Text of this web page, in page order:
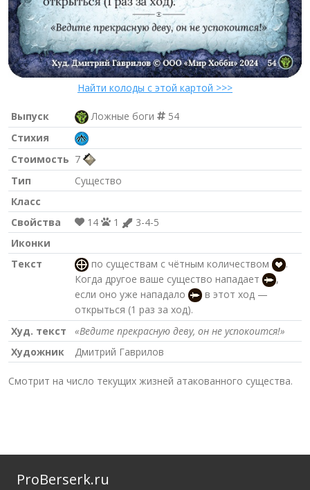
Найти колоды с этой картой >>>
Выпуск Ложные боги
54
Стихия
Стоимость 7
Тип
Существо
Класс
Свойства
14 1
3-4-5
Иконки
Текст
по существам с чётным количеством
.
Когда другое ваше существо нападает
,
если оно уже нападало
в этот ход —
открыться (1 раз за ход).
Худ. текст
«Ведите прекрасную деву, он не успокоится!»
Художник
Дмитрий Гаврилов
Смотрит на число текущих жизней атакованного существа.
ProBerserk.ru